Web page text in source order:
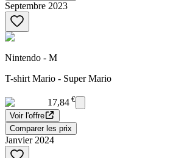
Septembre 2023
Nintendo - M
T-shirt Mario - Super Mario
17,84 €
Voir l'offre
Comparer les prix
Janvier 2024